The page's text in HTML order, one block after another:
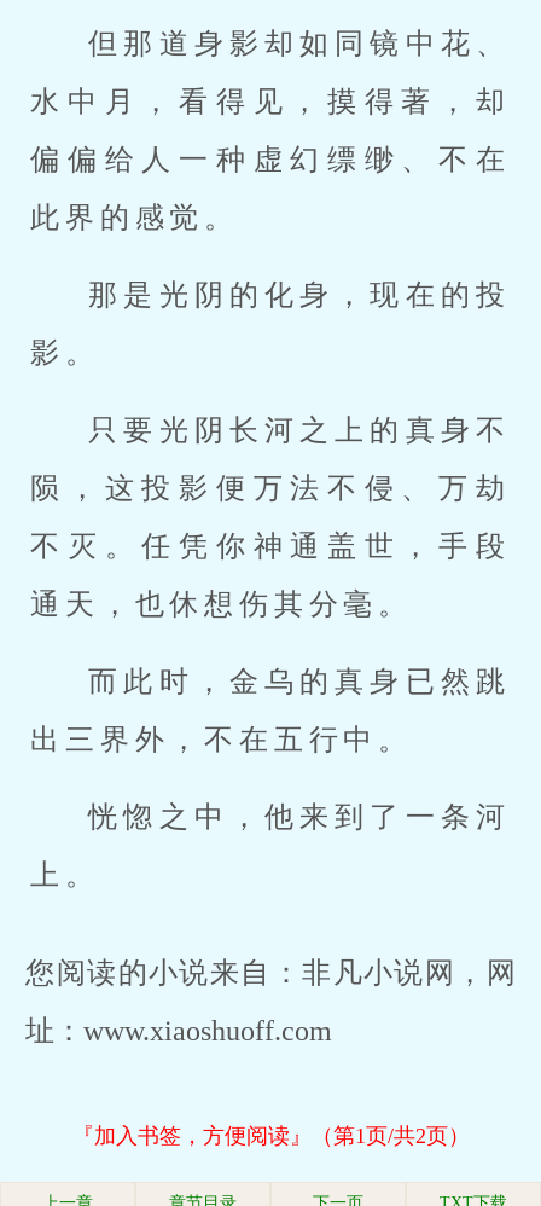
但那道身影却如同镜中花、
水中月，看得见，摸得著，却
偏偏给人一种虚幻缥缈、不在
此界的感觉。
那是光阴的化身，现在的投
影。
只要光阴长河之上的真身不
陨，这投影便万法不侵、万劫
不灭。任凭你神通盖世，手段
通天，也休想伤其分毫。
而此时，金乌的真身已然跳
出三界外，不在五行中。
恍惚之中，他来到了一条河
上。
您阅读的小说来自：非凡小说网，网
址：www.xiaoshuoff.com
『加入书签，方便阅读』（第1页/共2页）